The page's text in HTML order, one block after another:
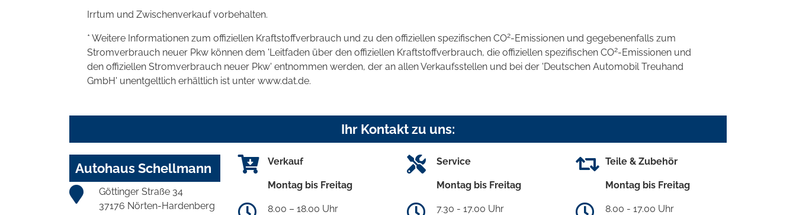
Irrtum und Zwischenverkauf vorbehalten.
* Weitere Informationen zum offiziellen Kraftstoffverbrauch und zu den offiziellen spezifischen CO2-Emissionen und gegebenenfalls zum
Stromverbrauch neuer Pkw können dem 'Leitfaden über den offiziellen Kraftstoffverbrauch, die offiziellen spezifischen CO2-Emissionen und
den offiziellen Stromverbrauch neuer Pkw' entnommen werden, der an allen Verkaufsstellen und bei der 'Deutschen Automobil Treuhand
GmbH' unentgeltlich erhältlich ist unter www.dat.de.
Ihr Kontakt zu uns:
Autohaus Schellmann
Göttinger Straße 34
37176 Nörten-Hardenberg
Verkauf
Montag bis Freitag
8.00 – 18.00 Uhr
Service
Montag bis Freitag
7.30 - 17.00 Uhr
Teile & Zubehör
Montag bis Freitag
8.00 - 17.00 Uhr